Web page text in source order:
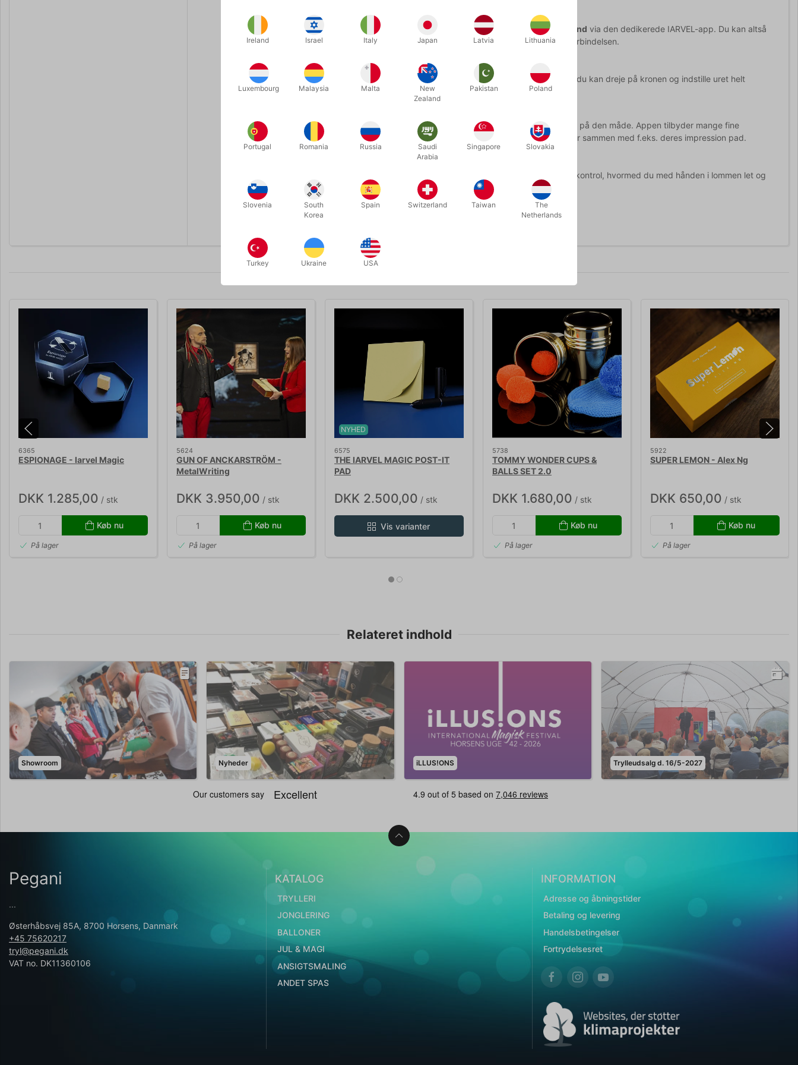
RÆKKEVIDDE
Bluetooth-forbindelsen giver dig mulighed for at manipulere tiden på op til
30 meters afstand via den dedikerede IARVEL-app. Du kan altså
optræde med fuld bevægelsesfrihed og ro i sindet – uden bekymring for problemer med forbindelsen.
URET VIRKER OG GÅR
Uret ser ud, føles og fungerer PRÆCIS som et normalt lommeur. Det holder nøjagtig tid, og du kan dreje på kronen og indstille uret helt
almindeligt.
Du kan gratis downloade den omtalte IARVEL-app til din telefon og let og diskrev styre uret på den måde. Appen tilbyder mange fine
funktioner. Ejer du et andet af IARVELs produkter kan du glæde dig over, at den også spiller sammen med f.eks. deres impression pad.
Vil du gerne undgå at anvende din telefon, forhandler vi nu også den smarte Iarvel remote kontrol, hvormed du med hånden i lommen let og
intuitivt kan styre hvilken tid uret skal stå på.
Dit nye lommeur kommer med kæde og udførlig engelsksproget instruktion.
6365
ESPIONAGE - Iarvel Magic
DKK 1.285,00 / stk
Køb nu
På lager
5624
GUN OF ANCKARSTRÖM -
MetalWriting
DKK 3.950,00 / stk
Køb nu
På lager
NYHED
6575
THE IARVEL MAGIC POST-IT
PAD
DKK 2.500,00 / stk
Vis varianter
5738
TOMMY WONDER CUPS &
BALLS SET 2.0
DKK 1.680,00 / stk
Køb nu
På lager
5922
SUPER LEMON - Alex Ng
DKK 650,00 / stk
Køb nu
På lager
Relateret indhold
Showroom Nyheder iLLUS!ONS Trylleudsalg d. 16/5-2027
Pegani
...
Østerhåbsvej 85A, 8700 Horsens, Danmark
+45 75620217
tryl@pegani.dk
VAT no. DK11360106
KATALOG
TRYLLERI
JONGLERING
BALLONER
JUL & MAGI
ANSIGTSMALING
ANDET SPAS
INFORMATION
Adresse og åbningstider
Betaling og levering
Handelsbetingelser
Fortrydelsesret
Ireland Israel Italy Japan Latvia Lithuania
Luxembourg Malaysia Malta
New
Zealand
Pakistan Poland
Portugal Romania Russia
Saudi
Arabia
Singapore Slovakia
Slovenia
South
Korea
Spain Switzerland Taiwan
The
Netherlands
Turkey Ukraine USA